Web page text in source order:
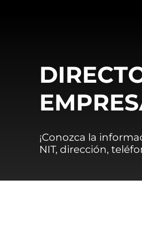
¡Conozca la
NIT, dirección,